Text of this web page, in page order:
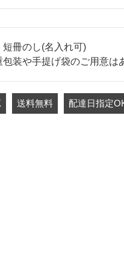
短冊のし(名入れ可)
装や手提げ袋のご用意は
送料無料 配達日指定